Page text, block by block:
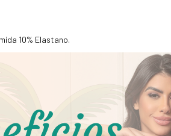
10% Elastano.